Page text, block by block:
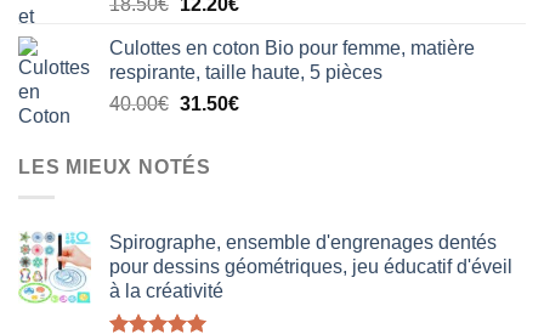
20.50€.15.80€.
18.50€
initial
était :
18.50€.
12.20€
actuel
est :
12.20€.
Culottes en coton Bio pour femme, matière
respirante, taille haute, 5 pièces
40.00€ Le
initial
était :
31.50€Le
LES MIEUX NOTÉS
Spirographe, ensemble d'engrenages dentés
pour dessins géométriques, jeu éducatif d'éveil
à la créativité